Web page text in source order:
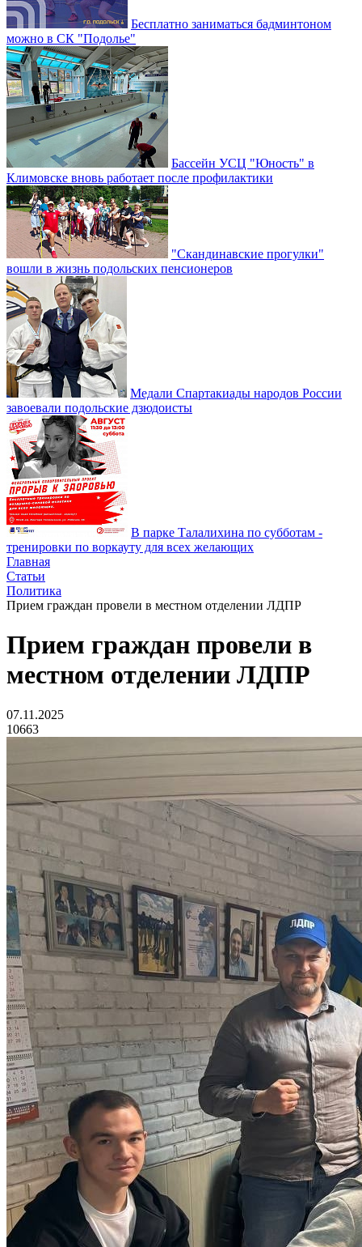
Бесплатно заниматься бадминтоном
можно в СК "Подолье"
Бассейн УСЦ "Юность" в
Климовске вновь работает после профилактики
"Скандинавские прогулки"
вошли в жизнь подольских пенсионеров
Медали Спартакиады народов России
завоевали подольские дзюдоисты
В парке Талалихина по субботам -
тренировки по воркауту для всех желающих
Главная
Статьи
Политика
Прием граждан провели в местном отделении ЛДПР
Прием граждан провели в
местном отделении ЛДПР
07.11.2025
10663